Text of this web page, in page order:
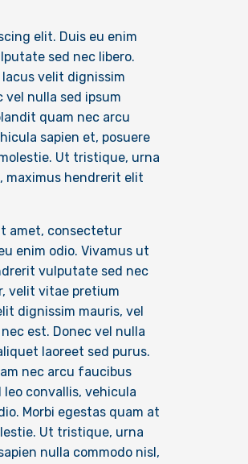
elit. Duis eu enim
sed nec libero.
velit dignissim
nulla sed ipsum
quam nec arcu
sapien et, posuere
Ut tristique, urna
maximus hendrerit elit
amet, consectetur
enim odio. Vivamus ut
vulputate sed nec
velit vitae pretium
dignissim mauris, vel
est. Donec vel nulla
laoreet sed purus.
nec arcu faucibus
convallis, vehicula
Morbi egestas quam at
Ut tristique, urna
nulla commodo nisl,